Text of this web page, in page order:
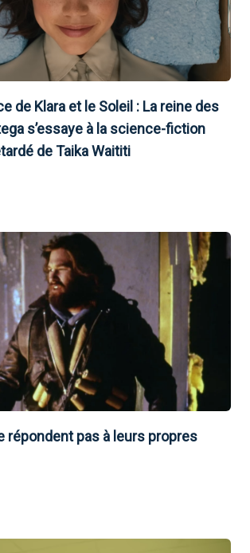
de Klara et le Soleil : La reine des
s’essaye à la science-fiction
de Taika Waititi
répondent pas à leurs propres